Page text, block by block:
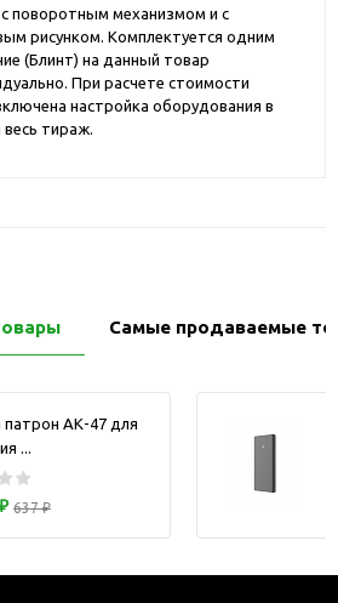
с поворотным механизмом и с
рисунком. Комплектуется одним
(Блинт) на данный товар
При расчете стоимости
настройка оборудования в
тираж.
Самые продаваемые
АК-47 для
...
637 ₽